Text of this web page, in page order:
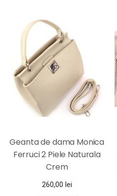
Geanta de dama Monica
Ferruci 2 Piele Naturala
Crem
260,00 lei